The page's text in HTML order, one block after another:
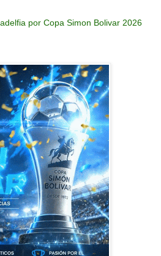
por Copa Simon Bolivar 2026